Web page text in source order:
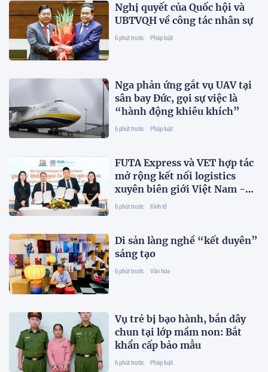
Nghị quyết của Quốc hội và
UBTVQH về công tác nhân sự
6 phút trước Pháp luật
Nga phản ứng gắt vụ UAV tại
sân bay Đức, gọi sự việc là
“hành động khiêu khích”
6 phút trước Pháp luật
FUTA Express và VET hợp tác
mở rộng kết nối logistics
xuyên biên giới Việt Nam -
Campuchia
6 phút trước Kinh tế
Di sản làng nghề “kết duyên”
sáng tạo
6 phút trước Văn hóa
Vụ trẻ bị bạo hành, bắn dây
chun tại lớp mầm non: Bắt
khẩn cấp bảo mẫu
6 phút trước Pháp luật